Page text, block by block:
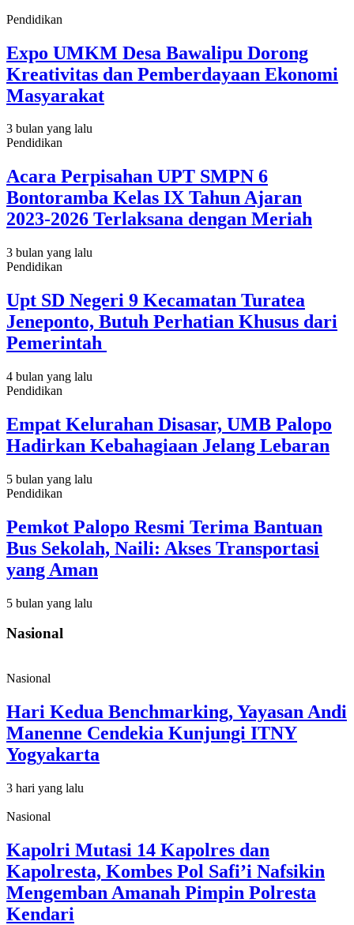
Pendidikan
Expo UMKM Desa Bawalipu Dorong
Kreativitas dan Pemberdayaan Ekonomi
Masyarakat
3 bulan yang lalu
Pendidikan
Acara Perpisahan UPT SMPN 6
Bontoramba Kelas IX Tahun Ajaran
2023-2026 Terlaksana dengan Meriah
3 bulan yang lalu
Pendidikan
Upt SD Negeri 9 Kecamatan Turatea
Jeneponto, Butuh Perhatian Khusus dari
Pemerintah
4 bulan yang lalu
Pendidikan
Empat Kelurahan Disasar, UMB Palopo
Hadirkan Kebahagiaan Jelang Lebaran
5 bulan yang lalu
Pendidikan
Pemkot Palopo Resmi Terima Bantuan
Bus Sekolah, Naili: Akses Transportasi
yang Aman
5 bulan yang lalu
Nasional
Nasional
Hari Kedua Benchmarking, Yayasan Andi
Manenne Cendekia Kunjungi ITNY
Yogyakarta
3 hari yang lalu
Nasional
Kapolri Mutasi 14 Kapolres dan
Kapolresta, Kombes Pol Safi’i Nafsikin
Mengemban Amanah Pimpin Polresta
Kendari